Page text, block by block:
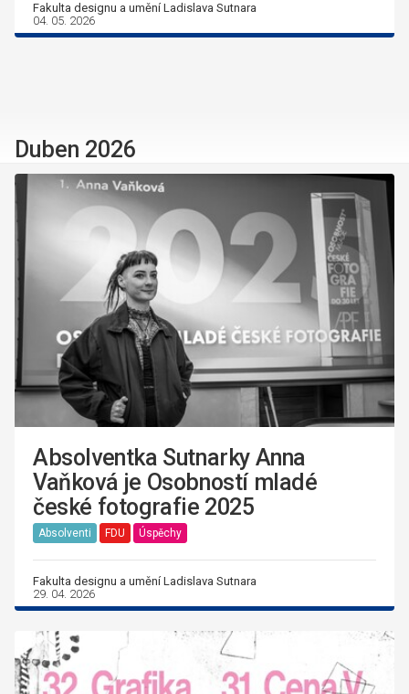
Fakulta designu a umění Ladislava Sutnara
04. 05. 2026
Duben 2026
Absolventka Sutnarky Anna
Vaňková je Osobností mladé
české fotografie 2025
Absolventi FDU Úspěchy
Fakulta designu a umění Ladislava Sutnara
29. 04. 2026